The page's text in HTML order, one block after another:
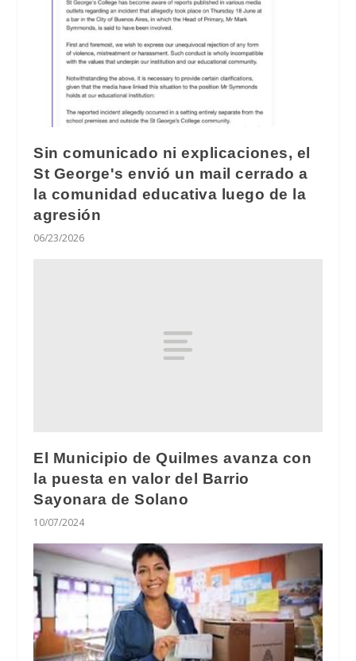
Sin comunicado ni explicaciones, el
St George's envió un mail cerrado a
la comunidad educativa luego de la
agresión
06/23/2026
El Municipio de Quilmes avanza con
la puesta en valor del Barrio
Sayonara de Solano
10/07/2024